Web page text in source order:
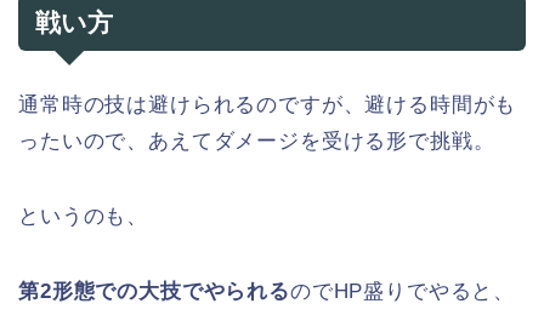
戦い方
通常時の技は避けられるのですが、避ける時間がも
ったいので、あえてダメージを受ける形で挑戦。
というのも、
第2形態での大技でやられるのでHP盛りでやると、